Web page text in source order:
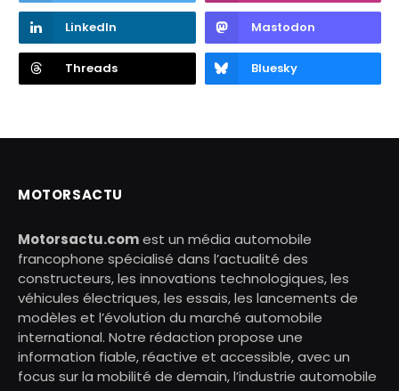
LinkedIn Mastodon
Threads Bluesky
MOTORSACTU
Motorsactu.comest un média automobile
francophone spécialisé dans l’actualité des
constructeurs, les innovations technologiques, les
véhicules électriques, les essais, les lancements de
modèles et l’évolution du marché automobile
international. Notre rédaction propose une
information fiable, réactive et accessible, avec un
focus sur la mobilité de demain, l’industrie automobile